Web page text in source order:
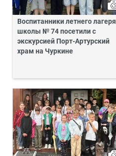
Воспитанники летнего лагеря
школы № 74 посетили с
экскурсией Порт-Артурский
храм на Чуркине